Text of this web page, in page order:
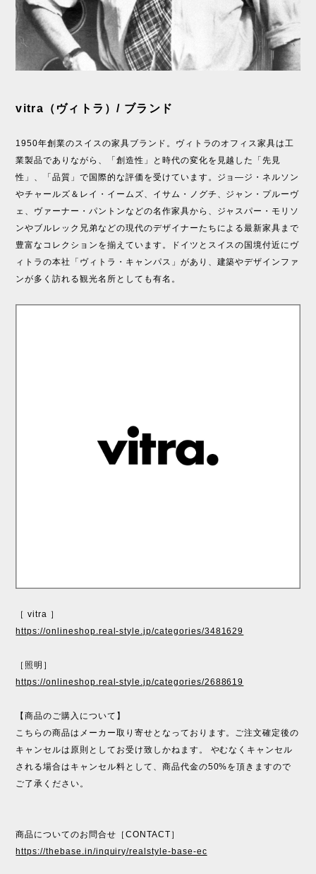
vitra（ヴィトラ）/ ブランド
1950年創業のスイスの家具ブランド。ヴィトラのオフィス家具は工
業製品でありながら、「創造性」と時代の変化を見越した「先見
性」、「品質」で国際的な評価を受けています。ジョ―ジ・ネルソン
やチャールズ＆レイ・イームズ、イサム・ノグチ、ジャン・プルーヴ
ェ、ヴァーナー・パントンなどの名作家具から、ジャスパー・モリソ
ンやブルレック兄弟などの現代のデザイナーたちによる最新家具まで
豊富なコレクションを揃えています。ドイツとスイスの国境付近にヴ
ィトラの本社「ヴィトラ・キャンパス」があり、建築やデザインファ
ンが多く訪れる観光名所としても有名。
［ vitra ］
https://onlineshop.real-style.jp/categories/3481629
［照明］
https://onlineshop.real-style.jp/categories/2688619
【商品のご購入について】
こちらの商品はメーカー取り寄せとなっております。ご注文確定後の
キャンセルは原則としてお受け致しかねます。 やむなくキャンセル
される場合はキャンセル料として、商品代金の50%を頂きますので
ご了承ください。
商品についてのお問合せ［CONTACT］
https://thebase.in/inquiry/realstyle-base-ec